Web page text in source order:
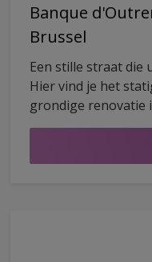
Banque
Brussel
Een stille straat die
Hier vind je het
grondige renovatie
nieuw hoofdstuk in
inkomhal ontdek
elementen. Alles